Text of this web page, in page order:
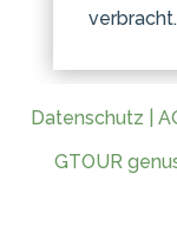
Datenschutz
GTOUR